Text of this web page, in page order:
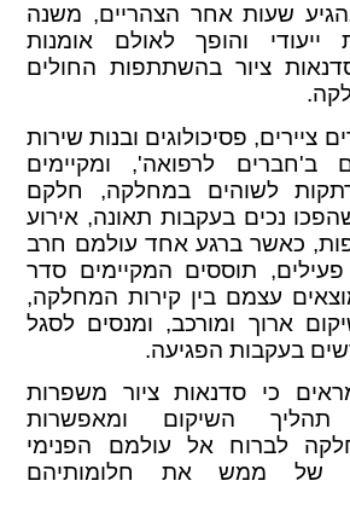
שעות אחר הצהריים, משנה
והופך לאולם אומנות
ציור בהשתתפות החולים
ציירים, פסיכולוגים ובנות שירות
ב'חברים לרפואה', ומקיימים
לשוהים במחלקה, חלקם
נכים בעקבות תאונה, אירוע
כאשר ברגע אחד עולמם חרב
תוססים המקיימים סדר
עצמם בין קירות המחלקה,
ארוך ומורכב, ומנסים לסגל
בעקבות הפגיעה.
כי סדנאות ציור משפרות
השיקום ומאפשרות
לברוח אל עולמם הפנימי
של ממש את חלומותיהם